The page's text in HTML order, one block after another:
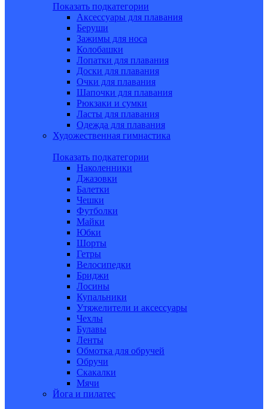
Показать подкатегории
Аксессуары для плавания
Беруши
Зажимы для носа
Колобашки
Лопатки для плавания
Доски для плавания
Очки для плавания
Шапочки для плавания
Рюкзаки и сумки
Ласты для плавания
Одежда для плавания
Художественная гимнастика
Показать подкатегории
Наколенники
Джазовки
Балетки
Чешки
Футболки
Майки
Юбки
Шорты
Гетры
Велосипедки
Бриджи
Лосины
Купальники
Утяжелители и аксессуары
Чехлы
Булавы
Ленты
Обмотка для обручей
Обручи
Скакалки
Мячи
Йога и пилатес